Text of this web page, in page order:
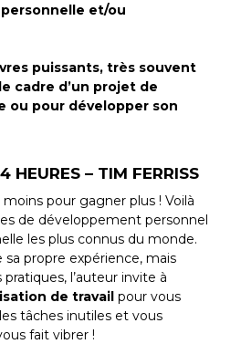
et/ou
puissants, très souvent
cadre d’un projet de
ou pour développer son
HEURES – TIM FERRISS
pour gagner plus ! Voilà
de développement personnel
les plus connus du monde.
propre expérience, mais
l’auteur invite à
de travail pour vous
tâches inutiles et vous
fait vibrer !